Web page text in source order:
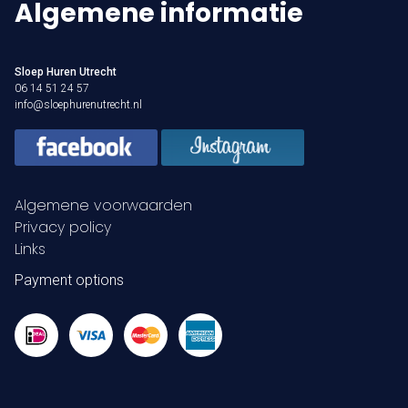
Algemene informatie
Sloep Huren Utrecht
06 14 51 24 57
info@sloephurenutrecht.nl
Algemene voorwaarden
Privacy policy
Links
Payment options